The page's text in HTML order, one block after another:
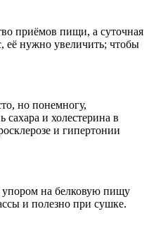
приёмов пищи, а суточная
её нужно увеличить; чтобы
но понемногу,
сахара и холестерина в
и гипертонии
упором на белковую пищу
и полезно при сушке.